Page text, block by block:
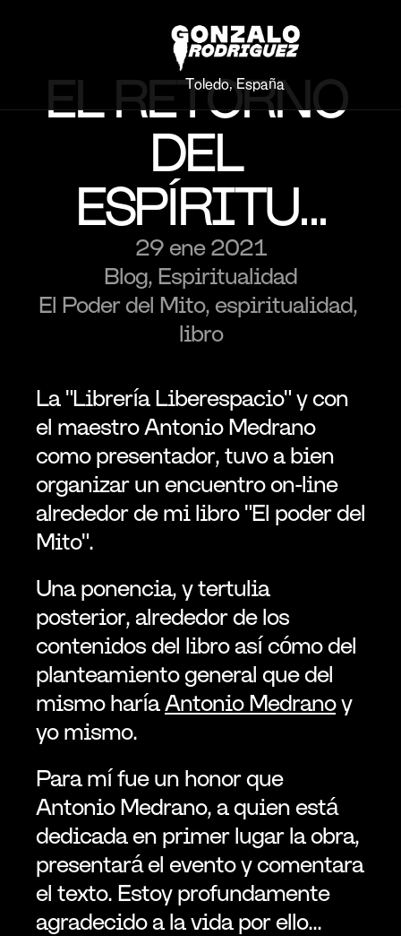
Toledo, España
EL RETORNO
DEL
ESPÍRITU...
29 ene 2021
Blog, Espiritualidad
El Poder del Mito, espiritualidad,
libro
La "Librería Liberespacio" y con
el maestro Antonio Medrano
como presentador, tuvo a bien
organizar un encuentro on-line
alrededor de mi libro "El poder del
Mito".
Una ponencia, y tertulia
posterior, alrededor de los
contenidos del libro así cómo del
planteamiento general que del
mismo haría Antonio Medrano y
yo mismo.
Para mí fue un honor que
Antonio Medrano, a quien está
dedicada en primer lugar la obra,
presentará el evento y comentara
el texto. Estoy profundamente
agradecido a la vida por ello...